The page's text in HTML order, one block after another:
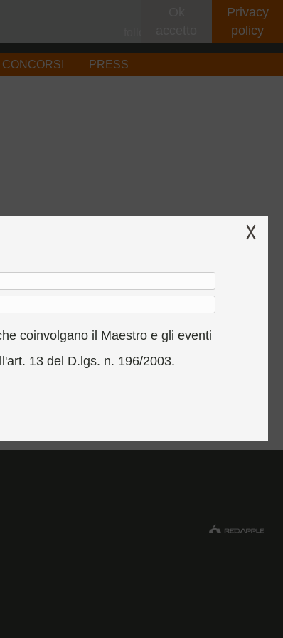
Privacy
policy
CONCORSI
PRESS
coinvolgano il Maestro e gli eventi
13 del D.lgs. n. 196/2003.